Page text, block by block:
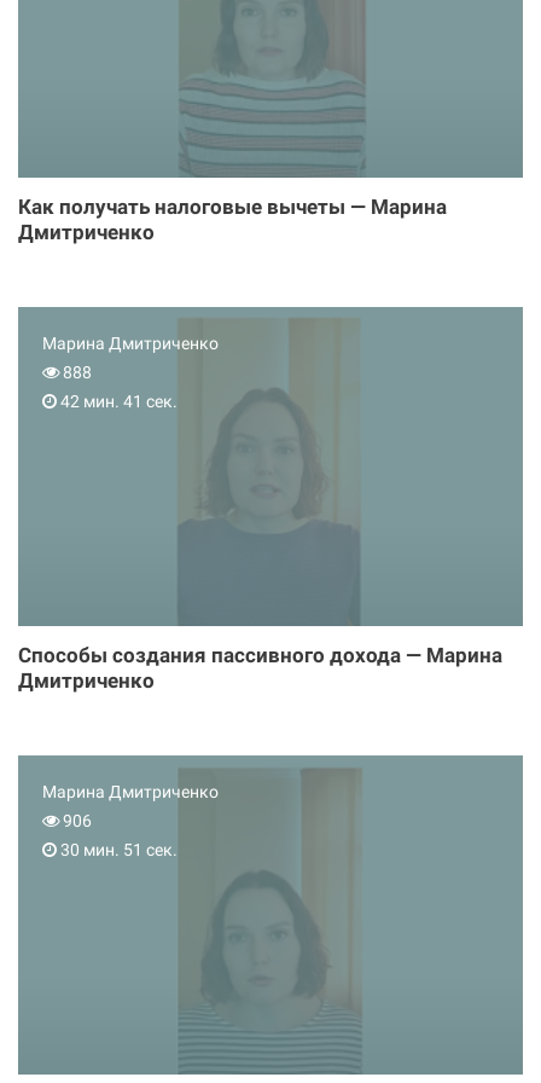
Как получать налоговые вычеты — Марина
Дмитриченко
Марина Дмитриченко
888
42 мин. 41 сек.
Способы создания пассивного дохода — Марина
Дмитриченко
Марина Дмитриченко
906
30 мин. 51 сек.